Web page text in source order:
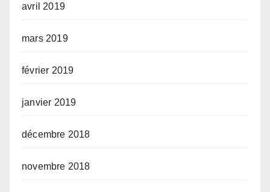
avril 2019
mars 2019
février 2019
janvier 2019
décembre 2018
novembre 2018